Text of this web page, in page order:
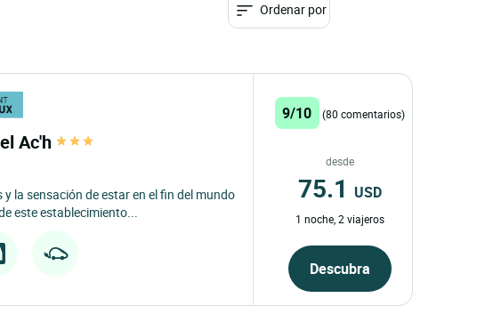
Ordenar por
Ac'h
la sensación de estar en el fin del mundo
este establecimiento...
9/10 (80 comentarios)
desde
75.1 USD
1 noche, 2 viajeros
Descubra